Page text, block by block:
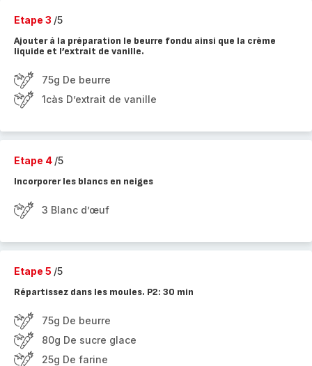
Etape 3 /5
Ajouter à la préparation le beurre fondu ainsi que la crème
liquide et l’extrait de vanille.
75g De beurre
1càs D’extrait de vanille
Etape 4 /5
Incorporer les blancs en neiges
3 Blanc d’œuf
Etape 5 /5
Répartissez dans les moules. P2: 30 min
75g De beurre
80g De sucre glace
25g De farine